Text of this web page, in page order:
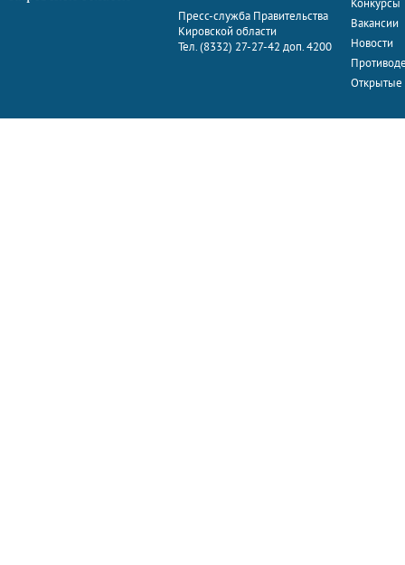
Пресс-служба Правительства
Кировской области
Тел. (8332) 27-27-42 доп. 4200
Конкурсы
Вакансии
Новости